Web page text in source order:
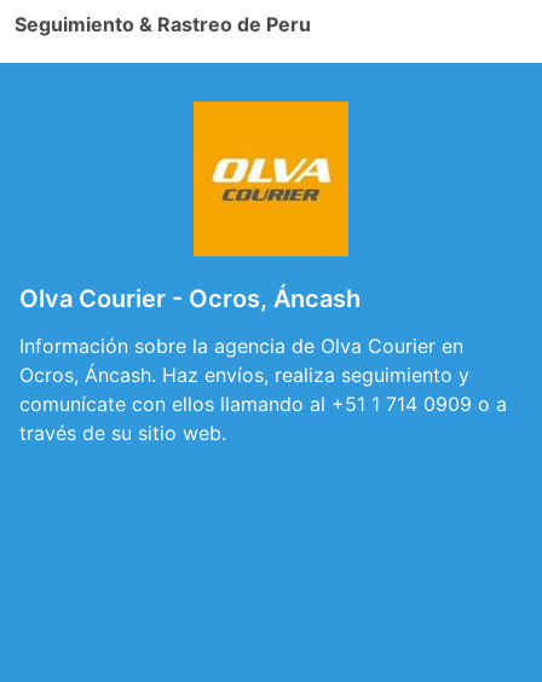
Seguimiento & Rastreo de Peru
Olva Courier - Ocros, Áncash
Información sobre la agencia de Olva Courier en
Ocros, Áncash. Haz envíos, realiza seguimiento y
comunícate con ellos llamando al +51 1 714 0909 o a
través de su sitio web.